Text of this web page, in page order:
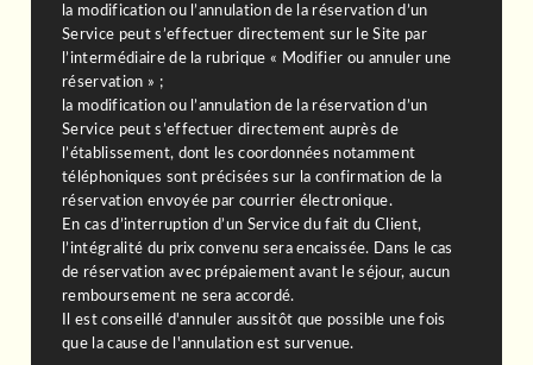
la modification ou l’annulation de la réservation d’un
Service peut s’effectuer directement sur le Site par
l’intermédiaire de la rubrique « Modifier ou annuler une
réservation » ;
la modification ou l’annulation de la réservation d’un
Service peut s’effectuer directement auprès de
l’établissement, dont les coordonnées notamment
téléphoniques sont précisées sur la confirmation de la
réservation envoyée par courrier électronique.
En cas d’interruption d’un Service du fait du Client,
l’intégralité du prix convenu sera encaissée. Dans le cas
de réservation avec prépaiement avant le séjour, aucun
remboursement ne sera accordé.
Il est conseillé d'annuler aussitôt que possible une fois
que la cause de l'annulation est survenue.
ACCUEIL
CHAMBRES
SERVICES
TOURISME
OFFRES